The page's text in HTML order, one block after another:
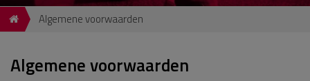
Algemene voorwaarden
Algemene voorwaarden